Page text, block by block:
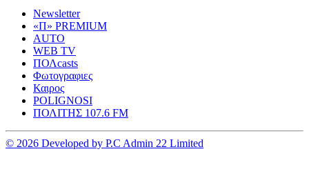
Newsletter
«Π» PREMIUM
AUTO
WEB TV
ΠΟΛcasts
Φωτογραφιες
Καιρος
POLIGNOSI
ΠΟΛΙΤΗΣ 107.6 FM
© 2026 Developed by P.C Admin 22 Limited